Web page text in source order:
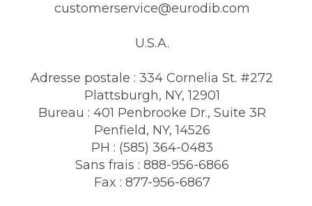
customerservice@eurodib.com
U.S.A.
Adresse postale : 334 Cornelia St. #272
Plattsburgh, NY, 12901
Bureau : 401 Penbrooke Dr., Suite 3R
Penfield, NY, 14526
PH : (585) 364-0483
Sans frais : 888-956-6866
Fax : 877-956-6867